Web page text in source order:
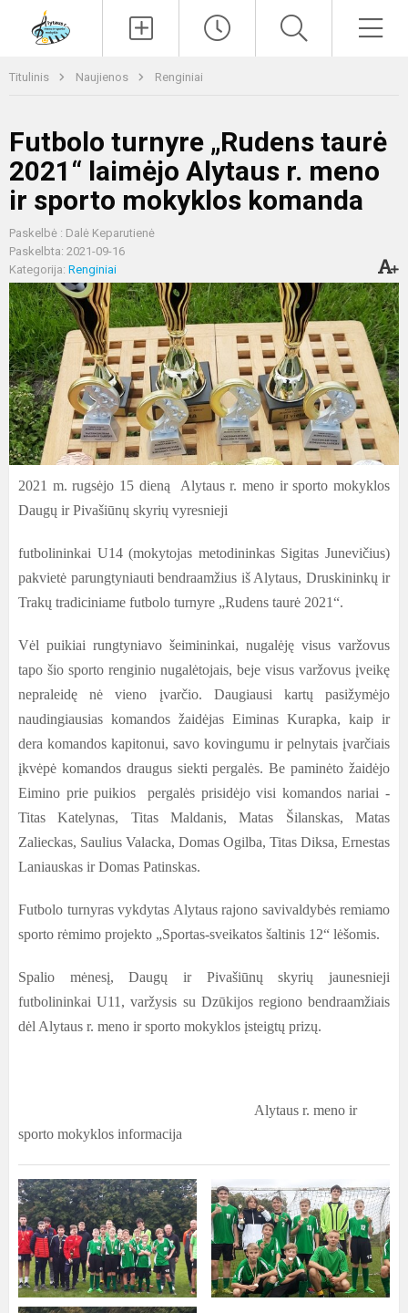
Titulinis Naujienos Renginiai
Futbolo turnyre „Rudens taurė
2021“ laimėjo Alytaus r. meno
ir sporto mokyklos komanda
Paskelbė : Dalė Keparutienė
Paskelbta: 2021-09-16
Kategorija: Renginiai
2021 m. rugsėjo 15 dieną Alytaus r. meno ir sporto mokyklos
Daugų ir Pivašiūnų skyrių vyresnieji
futbolininkai U14 (mokytojas metodininkas Sigitas Junevičius)
pakvietė parungtyniauti bendraamžius iš Alytaus, Druskininkų ir
Trakų tradiciniame futbolo turnyre „Rudens taurė 2021“.
Vėl puikiai rungtyniavo šeimininkai, nugalėję visus varžovus
tapo šio sporto renginio nugalėtojais, beje visus varžovus įveikę
nepraleidę nė vieno įvarčio. Daugiausi kartų pasižymėjo
naudingiausias komandos žaidėjas Eiminas Kurapka, kaip ir
dera komandos kapitonui, savo kovingumu ir pelnytais įvarčiais
įkvėpė komandos draugus siekti pergalės. Be paminėto žaidėjo
Eimino prie puikios pergalės prisidėjo visi komandos nariai -
Titas Katelynas, Titas Maldanis, Matas Šilanskas, Matas
Zalieckas, Saulius Valacka, Domas Ogilba, Titas Diksa, Ernestas
Laniauskas ir Domas Patinskas.
Futbolo turnyras vykdytas Alytaus rajono savivaldybės remiamo
sporto rėmimo projekto „Sportas-sveikatos šaltinis 12“ lėšomis.
Spalio mėnesį, Daugų ir Pivašiūnų skyrių jaunesnieji
futbolininkai U11, varžysis su Dzūkijos regiono bendraamžiais
dėl Alytaus r. meno ir sporto mokyklos įsteigtų prizų.
Alytaus r. meno ir
sporto mokyklos informacija